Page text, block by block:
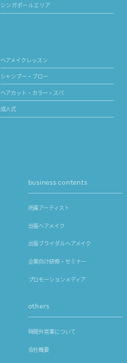
シンガポールエリア
ヘアメイクレッスン
シャンプー・ブロー
ヘアカット・カラー・スパ
成人式
business contents
所属アーティスト
出張ヘアメイク
出張ブライダルヘアメイク
企業向け研修・セミナー
プロモーションメディア
others
時間外営業について
会社概要